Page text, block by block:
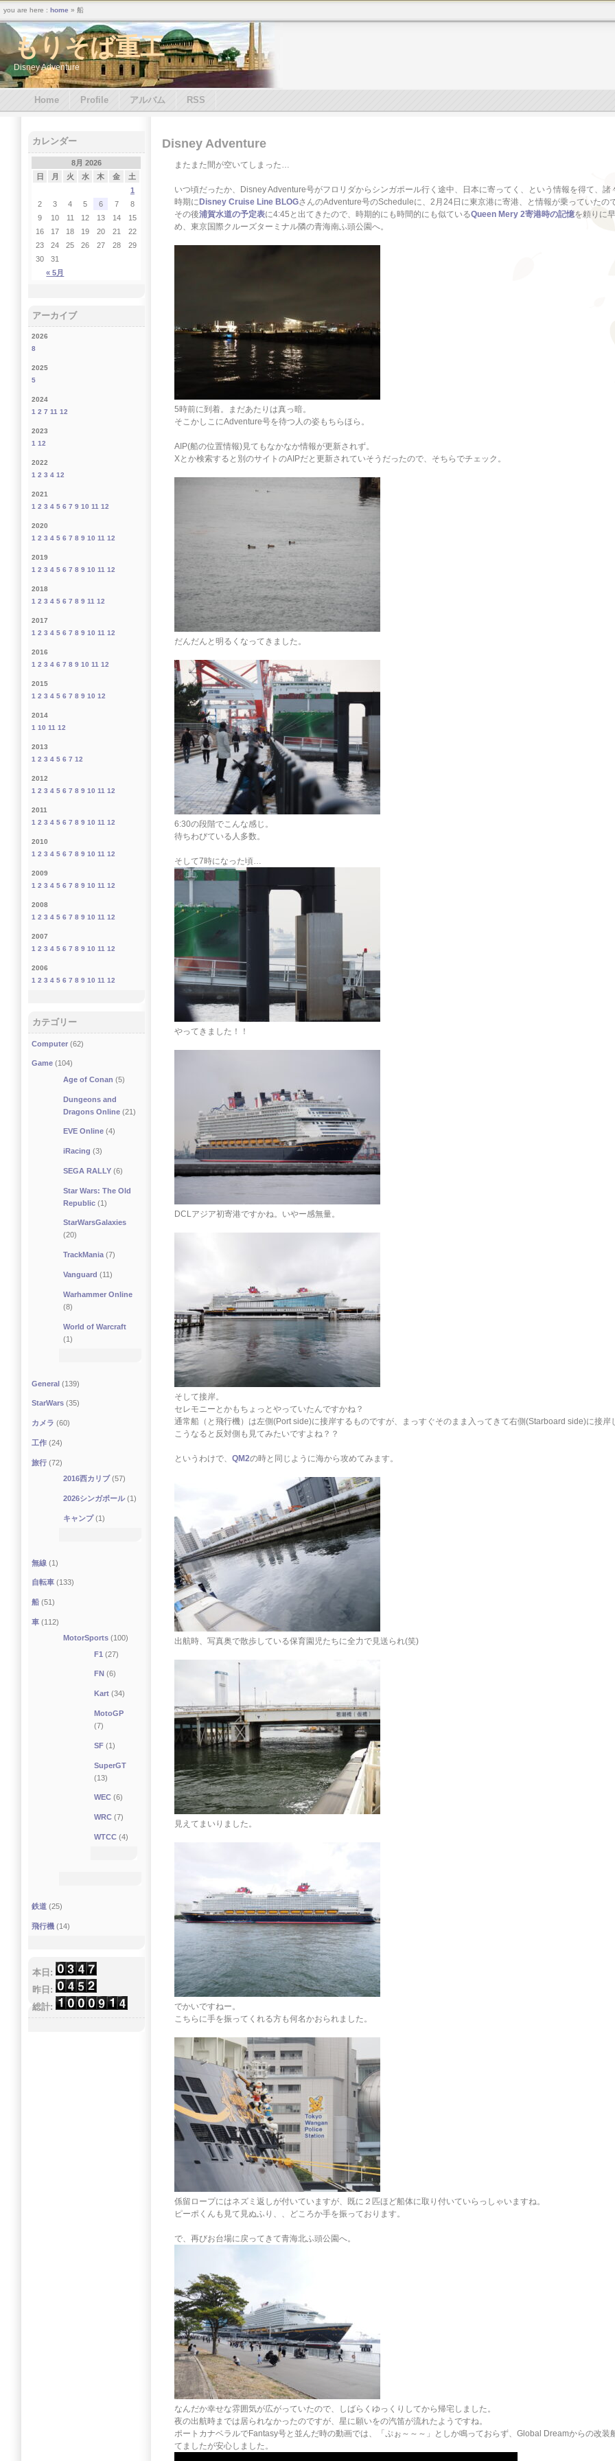
もりそば重工
Disney Adventure
Disney Adventure
またまた間が空いてしまった…
いつ頃だったか、Disney Adventure号がフロリダからシンガポール行く途中、日本に寄ってく、という情報を得て、
時期にDisney Cruise Line BLOGさんのAdventure号のScheduleに、2月24日に東京港に寄港、と情報が乗っていたの
その後浦賀水道の予定表に4:45と出てきたので、時期的にも時間的にも似ているQueen Mery 2寄港時の記憶を頼りに
め、東京国際クルーズターミナル隣の青海南ふ頭公園へ。
5時前に到着。まだあたりは真っ暗。
そこかしこにAdventure号を待つ人の姿もちらほら。
AIP(船の位置情報)見てもなかなか情報が更新されず。
Xとか検索すると別のサイトのAIPだと更新されていそうだったので、そちらでチェック。
だんだんと明るくなってきました。
6:30の段階でこんな感じ。
待ちわびている人多数。
そして7時になった頃…
やってきました！！
DCLアジア初寄港ですかね。いやー感無量。
そして接岸。
セレモニーとかもちょっとやっていたんですかね？
通常船（と飛行機）は左側(Port side)に接岸するものですが、まっすぐそのまま入ってきて右側(Starboard side)に接岸
こうなると反対側も見てみたいですよね？？
というわけで、 QM2の時と同じように海から攻めてみます。
出航時、写真奥で散歩している保育園児たちに全力で見送られ(笑)
見えてまいりました。
でかいですねー。
こちらに手を振ってくれる方も何名かおられました。
係留ロープにはネズミ返しが付いていますが、既に２匹ほど船体に取り付いていらっしゃいますね。
ピーポくんも見て見ぬふり、、どころか手を振っております。
で、再びお台場に戻ってきて青海北ふ頭公園へ。
なんだか幸せな雰囲気が広がっていたので、しばらくゆっくりしてから帰宅しました。
夜の出航時までは居られなかったのですが、星に願いをの汽笛が流れたようですね。
ポートカナベラルでFantasy号と並んだ時の動画では、「ぷぉ～～～」としか鳴っておらず、Global Dreamからの改装
てましたが安心しました。
カレンダー
8月 2026
日
月 火 水 木 金 土
« 5月
1
2
3 4 5 6 7
8
9
10 11 12 13 14
15
16
17 18 19 20 21
22
23
24 25 26 27 28
29
30
31
アーカイブ
2026
8
2025
5
2024
1 2 7 11 12
2023
1 12
2022
1 2 3 4 12
2021
1 2 3 4 5 6 7 9 10 11 12
2020
1 2 3 4 5 6 7 8 9 10 11 12
2019
1 2 3 4 5 6 7 8 9 10 11 12
2018
1 2 3 4 5 6 7 8 9 11 12
2017
1 2 3 4 5 6 7 8 9 10 11 12
2016
1 2 3 4 6 7 8 9 10 11 12
2015
1 2 3 4 5 6 7 8 9 10 12
2014
1 10 11 12
2013
1 2 3 4 5 6 7 12
2012
1 2 3 4 5 6 7 8 9 10 11 12
2011
1 2 3 4 5 6 7 8 9 10 11 12
2010
1 2 3 4 5 6 7 8 9 10 11 12
2009
1 2 3 4 5 6 7 8 9 10 11 12
2008
1 2 3 4 5 6 7 8 9 10 11 12
2007
1 2 3 4 5 6 7 8 9 10 11 12
2006
1 2 3 4 5 6 7 8 9 10 11 12
カテゴリー
Computer (62)
Game (104)
Age of Conan (5)
Dungeons and
Dragons Online(21)
EVE Online(4)
iRacing (3)
SEGA RALLY(6)
Star Wars: The Old
Republic(1)
StarWarsGalaxies
(20)
TrackMania(7)
Vanguard (11)
Warhammer Online
(8)
World of Warcraft
(1)
General (139)
StarWars (35)
カメラ (60)
工作 (24)
旅行 (72)
2016西カリブ(57)
2026シンガポール(1)
キャンプ(1)
無線 (1)
自転車 (133)
船 (51)
車 (112)
MotorSports(100)
F1 (27)
FN (6)
Kart (34)
MotoGP
(7)
SF (1)
SuperGT
(13)
WEC (6)
WRC (7)
WTCC (4)
鉄道 (25)
飛行機 (14)
本日:
昨日:
総計:
Home Profile アルバム RSS
you are here : home » 船